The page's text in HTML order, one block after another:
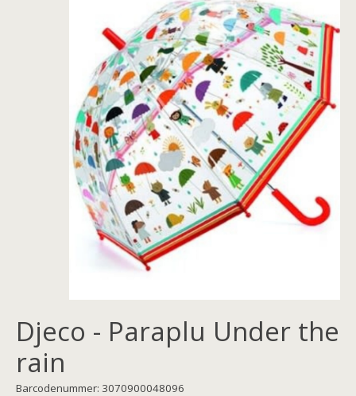
Djeco - Paraplu Under the
rain
Barcodenummer: 3070900048096